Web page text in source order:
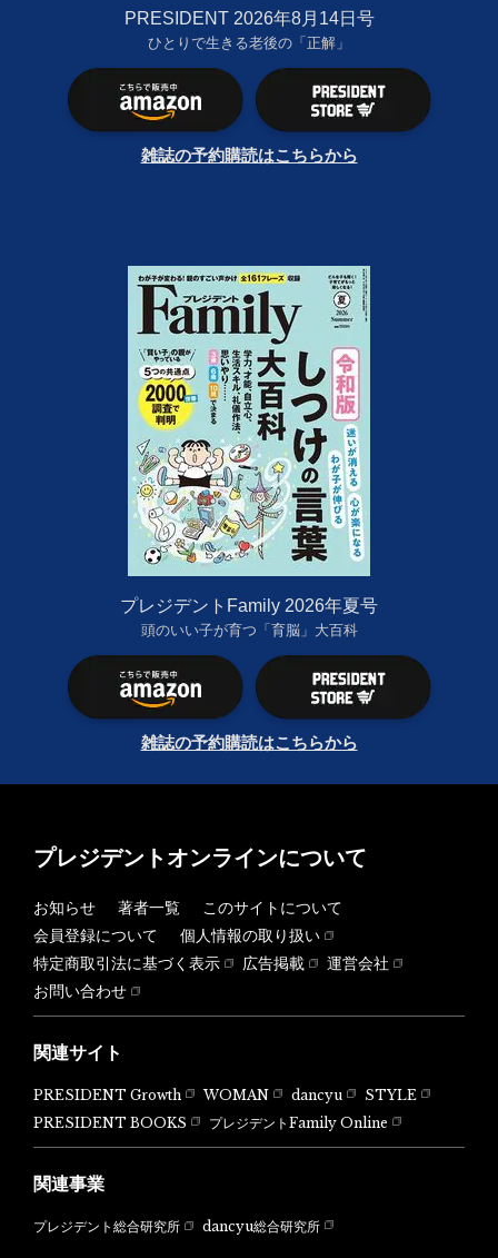
PRESIDENT 2026年8月14日号
ひとりで生きる老後の「正解」
雑誌の予約購読はこちらから
プレジデントFamily 2026年夏号
頭のいい子が育つ「育脳」大百科
雑誌の予約購読はこちらから
プレジデントオンラインについて
お知らせ 著者一覧
このサイトについて
会員登録について
個人情報の取り扱い
特定商取引法に基づく表示
広告掲載
運営会社
お問い合わせ
関連サイト
PRESIDENT Growth WOMAN dancyu
STYLE
PRESIDENT BOOKS
プレジデントFamily Online
関連事業
プレジデント総合研究所 dancyu総合研究所